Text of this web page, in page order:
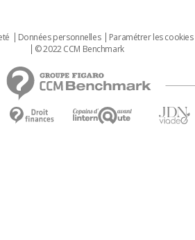
Données personnelles Paramétrer les cookies
© 2022 CCM Benchmark